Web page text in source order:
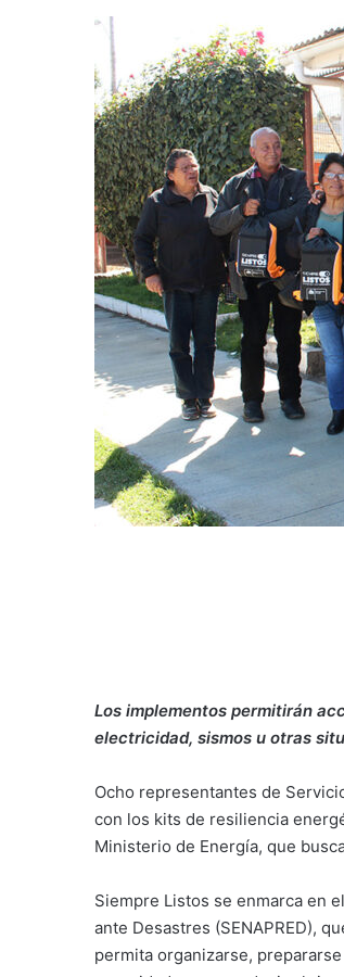
Los implementos permitirán
electricidad, sismos u otras
Ocho representantes de
con los kits de resiliencia
Ministerio de Energía, que
Siempre Listos se enmarca en
ante Desastres (SENAPRED),
permita organizarse,